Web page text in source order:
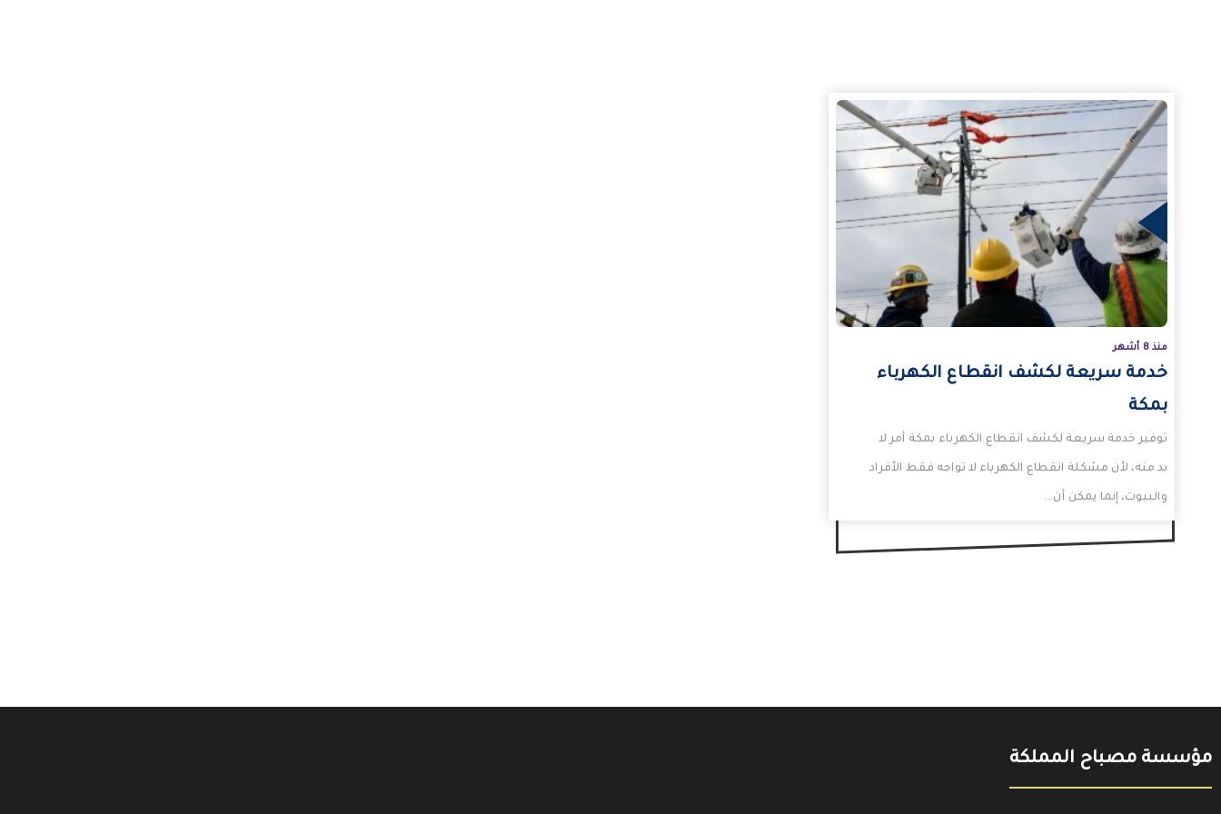
منذ 8 أشهر
خدمة سريعة لكشف انقطاع الكهرباء
بمكة
توفير خدمة سريعة لكشف انقطاع الكهرباء بمكة أمر لا
بد منه، لأن مشكلة انقطاع الكهرباء لا تواجه فقط الأفراد
والبيوت، إنما يمكن أن…
مؤسسة مصباح المملكة